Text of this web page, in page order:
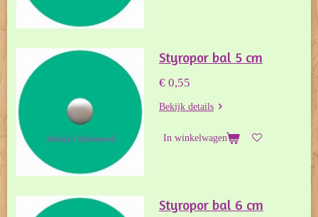
Styropor bal 5 cm
€ 0,55
Bekijk details
In winkelwagen
Styropor bal 6 cm